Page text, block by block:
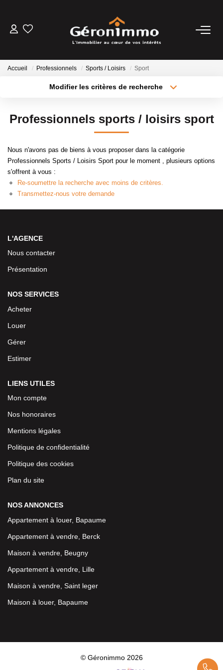
Accueil Professionnels Sports / Loisirs Sport
Modifier les critères de recherche
Type de bien
Budget max Plus de critères
Professionnels sports / loisirs sport
Nous n'avons pas de biens à vous proposer dans la catégorie
Professionnels Sports / Loisirs Sport pour le moment , plusieurs options
s'offrent à vous :
Re-soumettre la recherche avec moins de critères.
Transmettez-nous votre demande
L'AGENCE
Nous contacter
Présentation
NOS SERVICES
Acheter
Louer
Gérer
Estimer
LIENS UTILES
Mon compte
Nos honoraires
Mentions légales
Politique de confidentialité
Politique des cookies
Plan du site
NOS ANNONCES
Appartement à louer, Bapaume
Appartement à vendre, Berck
Maison à vendre, Beugny
Appartement à vendre, Lille
Maison à vendre, Saint leger
Maison à louer, Bapaume
© Géronimmo 2026